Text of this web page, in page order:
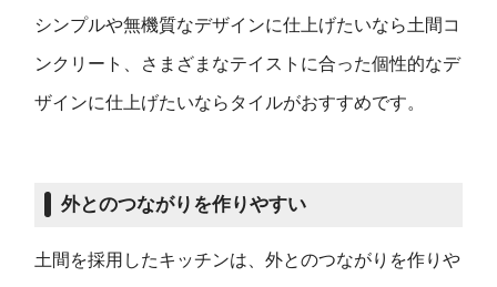
シンプルや無機質なデザインに仕上げたいなら土間コ
ンクリート、さまざまなテイストに合った個性的なデ
ザインに仕上げたいならタイルがおすすめです。
外とのつながりを作りやすい
土間を採用したキッチンは、外とのつながりを作りや